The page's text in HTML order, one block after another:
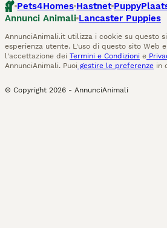
Pets4Homes Hastnet
Annunci Animali Lancaster Puppies
AnnunciAnimali.it utilizza i cookie su questo
esperienza utente. L'uso di questo sito Web
l'accettazione dei Termini e Condizioni e
AnnunciAnimali. Puoi gestire le preferenze in
© Copyright 2026 - AnnunciAnimali